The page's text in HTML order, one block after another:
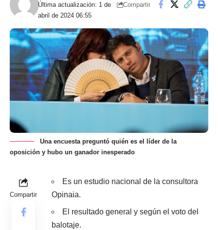
Última actualización: 1 de
abril de 2024 06:55
Compartir
Una encuesta preguntó quién es el líder de la
oposición y hubo un ganador inesperado
Compartir
Es un estudio nacional de la consultora
Opinaia.
El resultado general y según el voto del
balotaje.